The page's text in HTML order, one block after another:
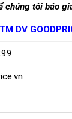
chúng tôi báo
DV